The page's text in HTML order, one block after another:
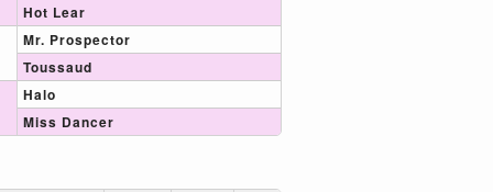
Hot Lear
Mr. Prospector
Toussaud
Halo
Miss Dancer